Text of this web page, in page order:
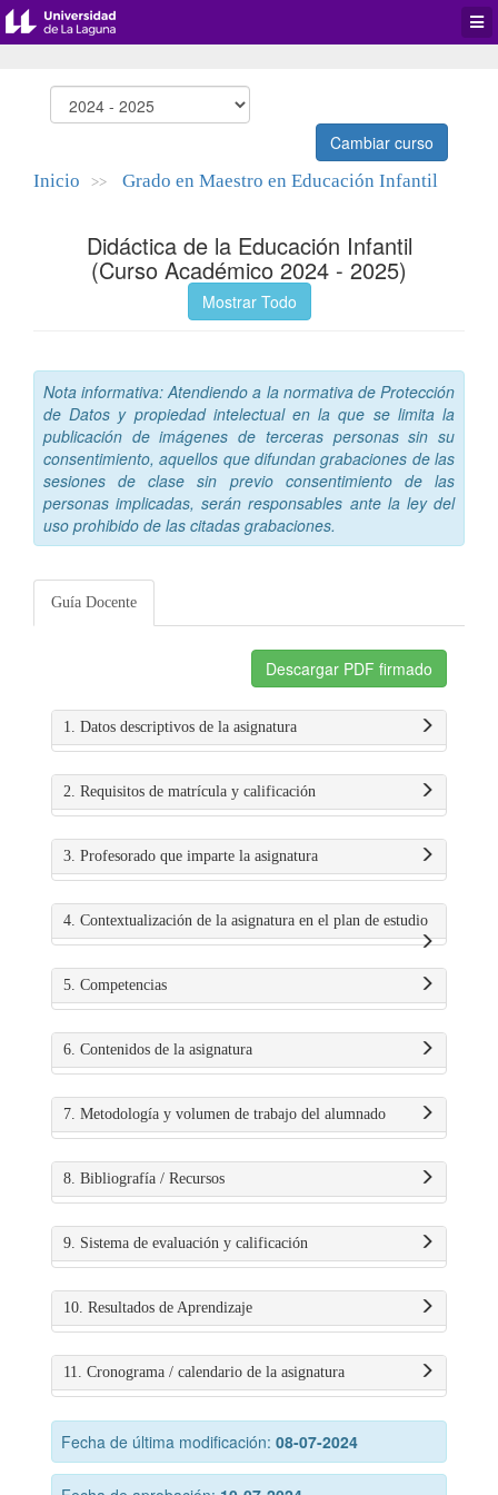
Cambiar curso
Inicio >> Grado en Maestro en Educación Infantil
Didáctica de la Educación Infantil
(Curso Académico 2024 - 2025)
Mostrar Todo
Nota informativa: Atendiendo a la normativa de Protección
de Datos y propiedad intelectual en la que se limita la
publicación de imágenes de terceras personas sin su
consentimiento, aquellos que difundan grabaciones de las
sesiones de clase sin previo consentimiento de las
personas implicadas, serán responsables ante la ley del
uso prohibido de las citadas grabaciones.
Guía Docente
Descargar PDF firmado
1. Datos descriptivos de la asignatura
2. Requisitos de matrícula y calificación
3. Profesorado que imparte la asignatura
4. Contextualización de la asignatura en el plan de estudio
5. Competencias
6. Contenidos de la asignatura
7. Metodología y volumen de trabajo del alumnado
8. Bibliografía / Recursos
9. Sistema de evaluación y calificación
10. Resultados de Aprendizaje
11. Cronograma / calendario de la asignatura
Fecha de última modificación: 08-07-2024